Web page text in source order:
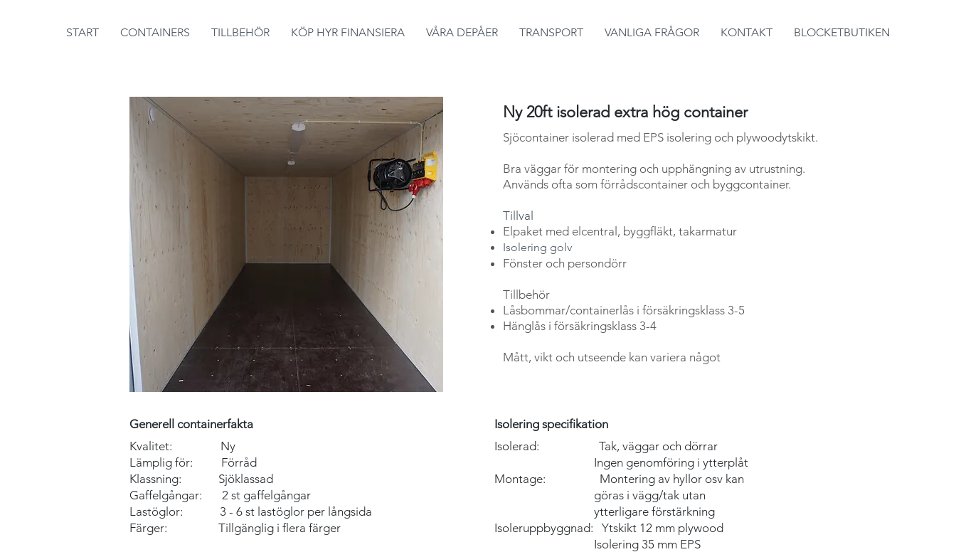
START CONTAINERS TILLBEHÖR KÖP HYR FINANSIERA VÅRA DEPÅER TRANSPORT VANLIGA FRÅGOR KONTAKT BLOCKETBUTIKEN
Ny 20ft isolerad extra hög container
Sjöcontainer isolerad med EPS isolering och plywoodytskikt.
Bra väggar för montering och upphängning av utrustning.
Används ofta som förrådscontainer och byggcontainer.
Tillval​
Elpaket med elcentral, byggfläkt, takarmatur
Isolering golv
Fönster och persondörr
Tillbehör
Låsbommar/containerlås i försäkringsklass 3-5
Hänglås i försäkringsklass 3-4
Mått, vikt och utseende kan variera något
Generell containerfakta
Kvalitet: Ny
Lämplig för: Förråd
Klassning: Sjöklassad
Gaffelgångar: 2 st gaffelgångar
Lastöglor: 3 - 6 st lastöglor per långsida
Färger: Tillgänglig i flera färger
Isolering specifikation
Isolerad: Tak, väggar och dörrar
Ingen genomföring i ytterplåt
Montage: Montering av hyllor osv kan
göras i vägg/tak utan
ytterligare förstärkning
Isoleruppbyggnad: Ytskikt 12 mm plywood
Isolering 35 mm EPS